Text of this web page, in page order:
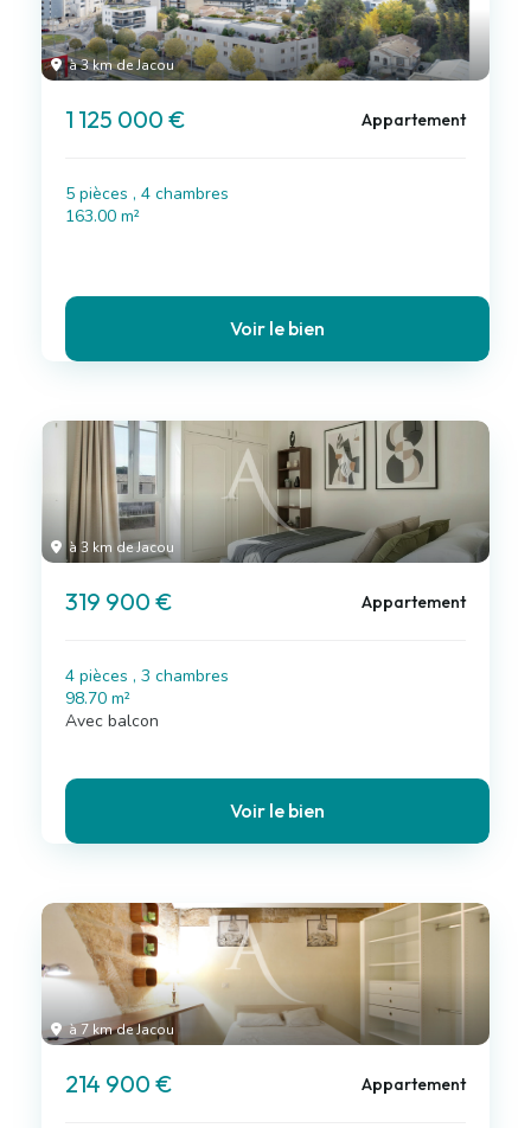
à 3 km de Jacou
1 125 000 € Appartement
5 pièces , 4 chambres
163.00 m²
Voir le bien
à 3 km de Jacou
319 900 € Appartement
4 pièces , 3 chambres
98.70 m²
Avec balcon
Voir le bien
à 7 km de Jacou
214 900 € Appartement